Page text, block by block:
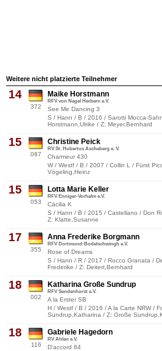
Weitere nicht platzierte Teilnehmer
14
372
Maike Horstmann
RFV von Nagel Herbern e.V.
See Me Dancing 3
S / Hann / B / 2016 / Sarotti Mocca-
Horstmann,Ulrike / Z: Meyer,Bernhard
15
087
Christine Peick
RV St. Hubertus Ascheberg e. V.
Charmeur 430
W / Westf / B / 2007 / Collin L / Fürst
Vögeling,Heinz
15
053
Lotta Marie Keller
RFV Enniger-Vorhelm e.V.
Cäcilia K
S / Hann / B / 2015 / Castellano / Don
Z: Klatte,Susanne
17
355
Anna Frederike Borgmann
RFV Dortmund-Bodelschwingh e.V.
Rose of Dreams
S / Hann / R / 2017 / Rocco Granata /
Frederike / Z: Deitert,Bernhard
18
002
Katharina Große Sundrup
RFV Sendenhorst e.V.
A la Erster SB
H / Westf / B / 2016 / A la Carte NRW /
Sundrup,Katharina / Z: Große
18
116
Gabriele Hagedorn
RV Ahlen e.V.
D'accord 84